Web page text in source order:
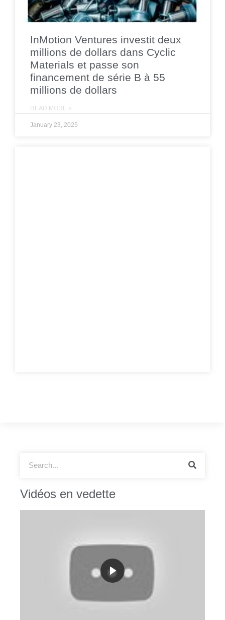
InMotion Ventures investit deux
millions de dollars dans Cyclic
Materials et passe son
financement de série B à 55
millions de dollars
READ MORE »
January 23, 2025
Vidéos en vedette